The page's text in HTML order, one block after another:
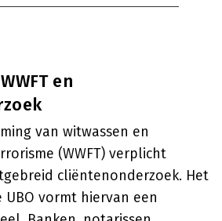
en
van witwassen en
(WWFT) verplicht
cliëntenonderzoek. Het
vormt hiervan een